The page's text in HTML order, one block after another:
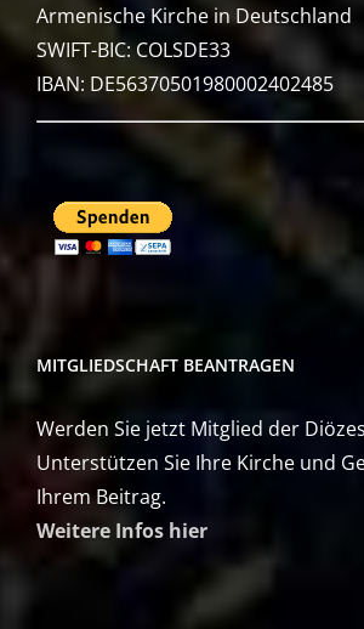
Armenische Kirche in Deutschland
SWIFT-BIC: COLSDE33
IBAN: DE56370501980002402485
MITGLIEDSCHAFT BEANTRAGEN
Werden Sie jetzt Mitglied der
Unterstützen Sie Ihre Kirche und
Ihrem Beitrag.
Weitere Infos hier